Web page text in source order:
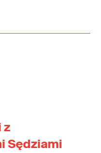
z
Sędziami